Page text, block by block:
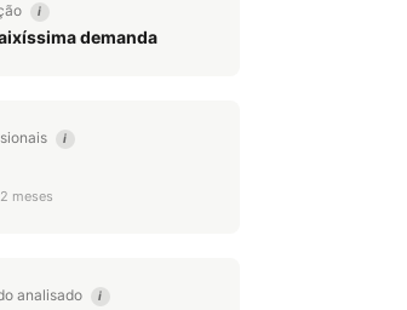
i
demanda
i
meses
analisado i